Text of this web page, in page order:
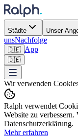
Städte Unser
unsNachfolge
🇩🇪 App
🇩🇪
Wir verwenden
Ralph verwendet
Website zu
Datenschutzerklärung.
Mehr erfahren